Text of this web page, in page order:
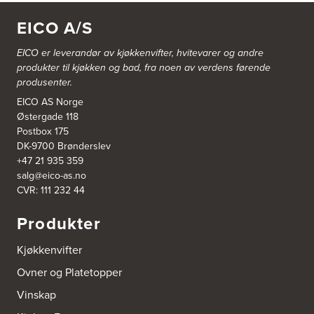
Gamle Ringeriksvei 32
Tel.:99228877
Bergen Kjøkkensenter A/S
Hellevegen 228
5039 Bergen
Tel.:55-395060
Bjerkreim Trelast AS
Nesjane 7, Vikeså
4389 Vikeså
Tel.:51-454050
http://www.drommekjokken.no
Bjerks Trevarefabrikk AS
4325 Sandnes
Bjørnådal AS
EICO A/S
EICO er leverandør av kjøkkenvifter, hvitevarer og andre
produkter til kjøkken og bad, fra noen av verdens førende
produsenter.
EICO AS Norge
Østergade 118
Postbox 175
DK-9700 Brønderslev
+47 21 935 359
salg@eico-as.no
CVR: 111 232 44
Produkter
Kjøkkenvifter
Ovner og Platetopper
Vinskap